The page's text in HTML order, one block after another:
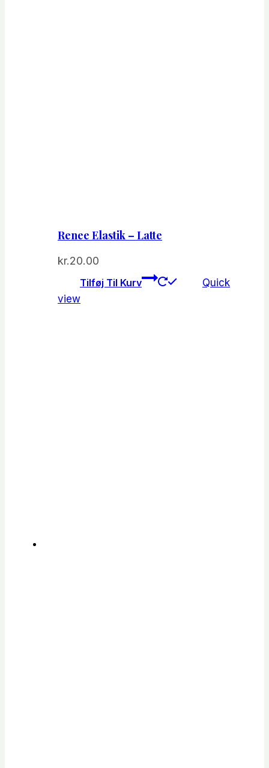
Renee Elastik – Latte
kr.20.00
Tilføj Til Kurv
Quick
view